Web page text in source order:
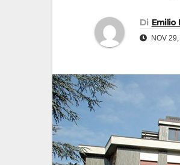
Di Emilio
NOV